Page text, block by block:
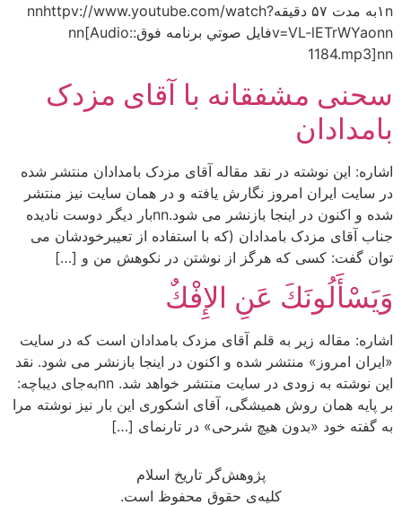
۱nبه مدت ۵۷ دقيقهnnhttpv://www.youtube.com/watch?
v=VL-lETrWYaonnفايل صوتي برنامه فوق:nn[Audio:
1184.mp3]nn
سحنی مشفقانه با آقای مزدک
بامدادان
اشاره: این نوشته در نقد مقاله آقای مزدک بامدادان منتشر شده
در سایت ایران امروز نگارش یافته و در همان سایت نیز منتشر
شده و اکنون در اینجا بازنشر می شود.nnبار دیگر دوست نادیده
جناب آقای مزدک بامدادان (که با استفاده از تعیبرخودشان می
توان گفت: کسی که هرگز از نوشتن در نکوهش من و […]
وَيَسْأَلُونَكَ عَنِ الإِفْكٌ
اشاره: مقاله زیر به قلم آقای مزدک بامدادان است که در سایت
«ایران امروز» منتشر شده و اکنون در اینجا بازنشر می شود. نقد
این نوشته به زودی در سایت منتشر خواهد شد. nnبه‌جای دیباچه:
بر پایه همان روش همیشگی، آقای اشکوری این بار نیز نوشته مرا
به گفته خود «بدون هیچ شرحی» در تارنمای […]
پژوهش‌گر تاریخ اسلام
کلیه‌ی حقوق محفوظ است.